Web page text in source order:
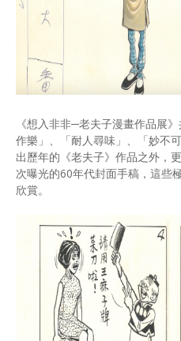
《想入非非─老夫子漫畫作品展
作樂」、「耐人尋味」、「妙不
出歷年的《老夫子》作品之外，
次曝光的60年代封面手稿，這些
欣賞。